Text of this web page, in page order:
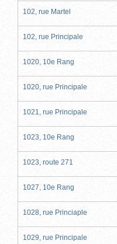
102, rue Martel
102, rue Principale
1020, 10e Rang
1020, rue Principale
1021, rue Principale
1023, 10e Rang
1023, route 271
1027, 10e Rang
1028, rue Princiaple
1029, rue Principale